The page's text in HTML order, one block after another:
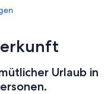
Urlaub in